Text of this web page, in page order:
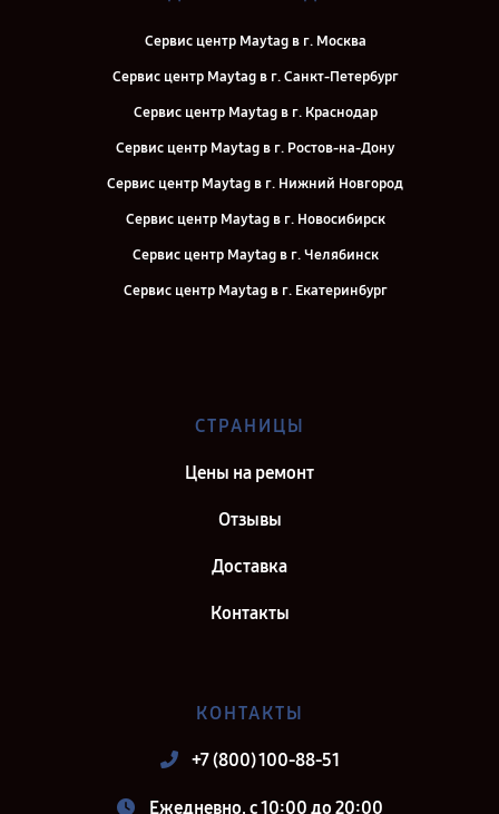
Сервис центр Maytag в г. Москва
Сервис центр Maytag в г. Санкт-Петербург
Сервис центр Maytag в г. Краснодар
Сервис центр Maytag в г. Ростов-на-Дону
Сервис центр Maytag в г. Нижний Новгород
Сервис центр Maytag в г. Новосибирск
Сервис центр Maytag в г. Челябинск
Сервис центр Maytag в г. Екатеринбург
Сервис центр Maytag в г. Киров
СТРАНИЦЫ
Цены на ремонт
Отзывы
Доставка
Контакты
КОНТАКТЫ
+7 (800) 100-88-51
Ежедневно, с 10:00 до 20:00